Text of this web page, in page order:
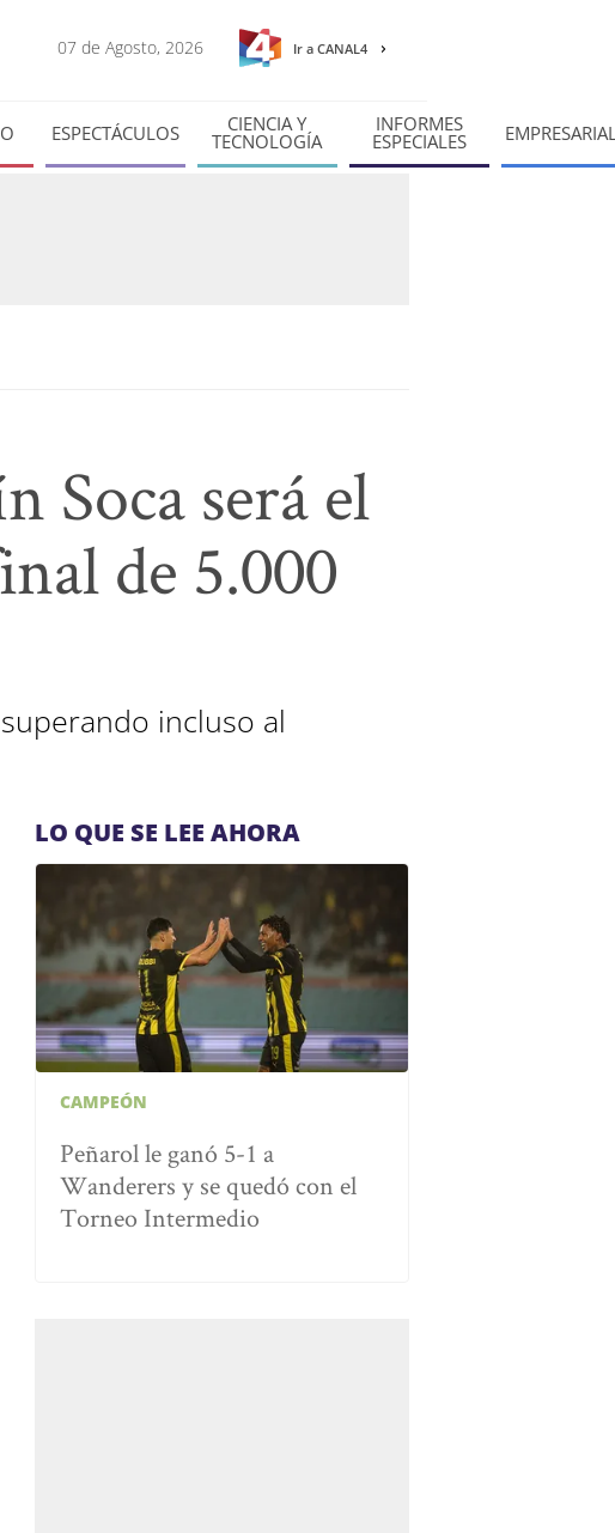
07 de Agosto, 2026 Ir a CANAL4
ESPECTÁCULOS CIENCIA Y
TECNOLOGÍA
INFORMES
ESPECIALES
Soca será el
de 5.000
incluso al
LO QUE SE LEE AHORA
CAMPEÓN
Peñarol le ganó 5-1 a
Wanderers y se quedó con el
Torneo Intermedio